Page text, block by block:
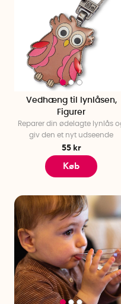
Vedhæng til lynlåsen,
Figurer
Reparer din ødelagte lynlås
giv den et nyt udseende
55 kr
Køb